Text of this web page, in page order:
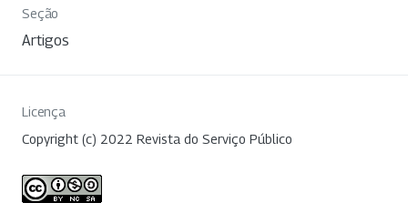
Seção
Artigos
Licença
Copyright (c) 2022 Revista do Serviço Público